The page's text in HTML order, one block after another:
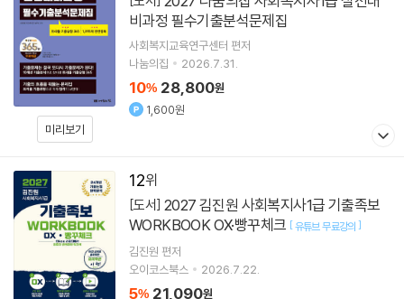
미리보기
비과정 필수기출분석문제집
사회복지교육연구센터 편저
나눔의집
2026.7.31.
10% 28,800원
1,600원
12
[도서]
WORKBOOK OX·빵꾸체크 [유튜브 무료강의 ]
김진원 편저
오이코스북스
2026.7.22.
5% 21,090원